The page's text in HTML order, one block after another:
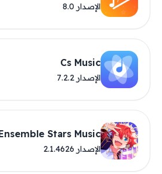
الإصدار 8.0
Cs Music
الإصدار 7.2.2
Stars Music
الإصدار 2.1.4626